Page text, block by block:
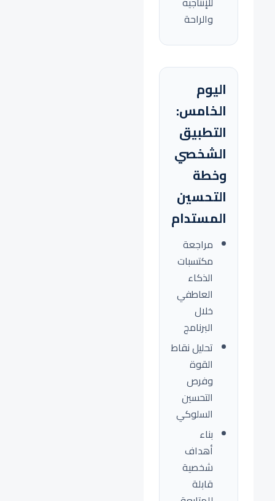
والراحة
اليوم
الخامس:
التطبيق
الشخصي
وخطة
التحسين
المستدام
مراجعة
مكتسبات
الذكاء
العاطفي
خلال
البرنامج
تحليل نقاط
القوة
وفرص
التحسين
السلوكي
بناء
أهداف
شخصية
قابلة